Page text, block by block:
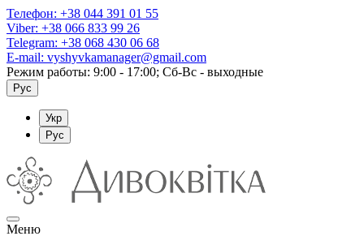
Телефон: +38 044 391 01 55
Viber: +38 066 833 99 26
Telegram: +38 068 430 06 68
E-mail: vyshyvkamanager@gmail.com
Режим работы: 9:00 - 17:00; Сб-Вс - выходные
Рус
Укр
Рус
Меню